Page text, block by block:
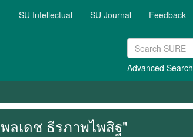
SU Intellectual SU Journal Feedback
Advanced Search
ลเดช ธีรภาพไพสิฐ"